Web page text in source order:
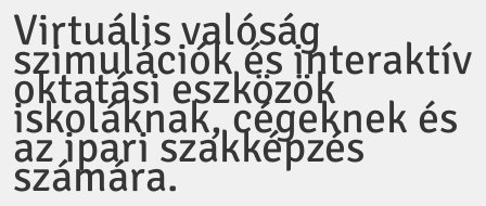
Virtuális valóság
szimulációk és interaktív
oktatási eszközök
iskoláknak, cégeknek és
az ipari szakképzés
számára.